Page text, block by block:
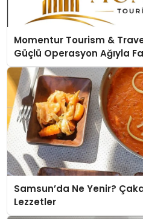
Momentur Tourism &
Güçlü Operasyon Ağıyla
Samsun’da Ne Yenir?
Lezzetler